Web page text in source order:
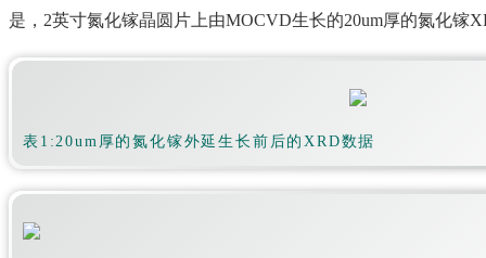
是，2英寸氮化镓晶圆片上由MOCVD生长的20um厚的氮化镓
表1:20um厚的氮化镓外延生长前后的XRD数据